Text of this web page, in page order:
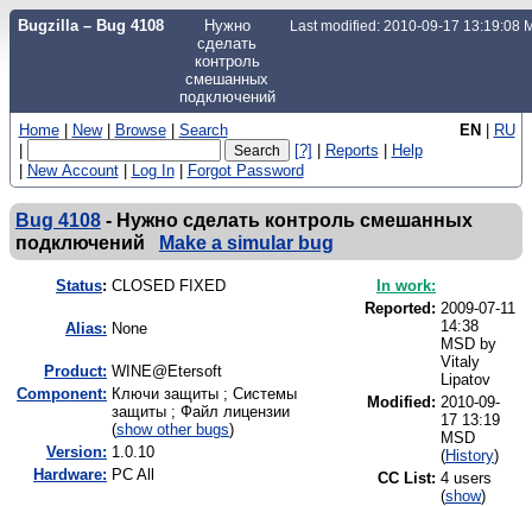
Bugzilla – Bug 4108
Нужно
сделать
контроль
смешанных
подключений
Last modified: 2010-09-17 13:19:08
EN | RU
Home | New | Browse | Search
|
[?] | Reports | Help
| New Account | Log In | Forgot Password
Bug 4108 - Нужно сделать контроль смешанных
подключений
Make a simular bug
Status: CLOSED FIXED
Alias: None
Product: WINE@Etersoft
Component: Ключи защиты ; Системы
защиты ; Файл лицензии
(show other bugs)
Version: 1.0.10
Hardware: PC All
In work:
Reported: 2009-07-11
14:38
MSD by
Vitaly
Lipatov
Modified: 2010-09-
17 13:19
MSD
(History)
CC List: 4 users
(show)